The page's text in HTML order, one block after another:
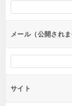
ンメール（公開されま
サイト